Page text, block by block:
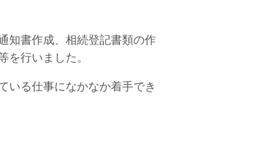
知書作成、相続登記書類の作
を行いました。
いる仕事になかなか着手でき